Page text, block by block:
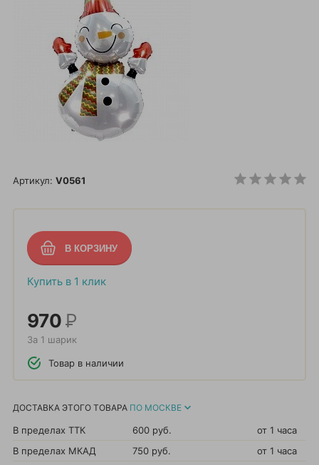
Артикул: V0561
Купить в 1 клик
970Р
За 1 шарик
Товар в наличии
ДОСТАВКА ЭТОГО ТОВАРА ПО МОСКВЕ
В пределах ТТК 600 руб.
от 1 часа
В пределах МКАД
750 руб.
от 1 часа